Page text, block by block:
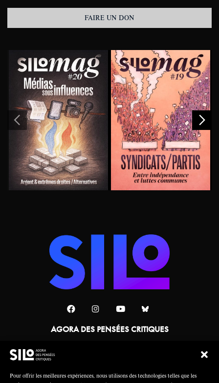
Pour offrir les meilleures expériences, nous utilisons des technologies telles que les
FAIRE UN DON
AGORA DES PENSÉES CRITIQUES